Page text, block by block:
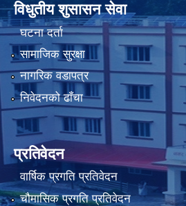
विधुतीय शुसासन सेवा
घटना दर्ता
सामाजिक सुरक्षा
नागरिक वडापत्र
निवेदनको ढाँचा
प्रतिवेदन
वार्षिक प्रगति प्रतिवेदन
चौमासिक प्रगति प्रतिवेदन